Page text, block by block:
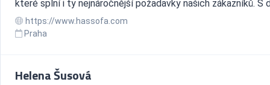
které splní i ty nejnáročnější požadavky našich zákazníků. S
https://www.hassofa.com
Praha
Helena Šusová